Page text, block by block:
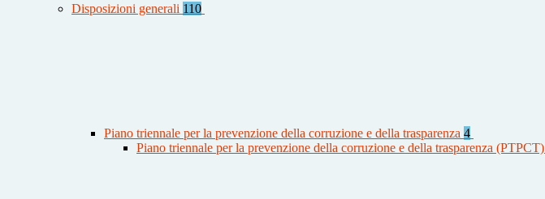
Disposizioni generali 110
Piano triennale per la prevenzione della corruzione e della trasparenza 4
Piano triennale per la prevenzione della corruzione e della trasparenza (PTPCT)